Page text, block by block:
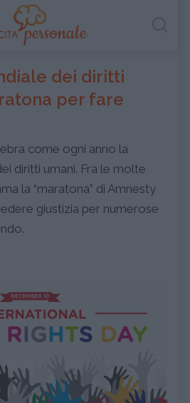
dei diritti
per fare
come ogni anno la
diritti umani. Fra le molte
la “maratona” di Amnesty
giustizia per numerose